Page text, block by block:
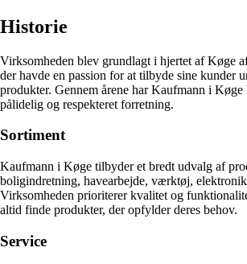
Historie
Virksomheden blev grundlagt i hjertet af Køge
der havde en passion for at tilbyde sine kunder
produkter. Gennem årene har Kaufmann i Køge
pålidelig og respekteret forretning.
Sortiment
Kaufmann i Køge tilbyder et bredt udvalg af
boligindretning, havearbejde, værktøj, elektronik
Virksomheden prioriterer kvalitet og
altid finde produkter, der opfylder deres behov.
Service